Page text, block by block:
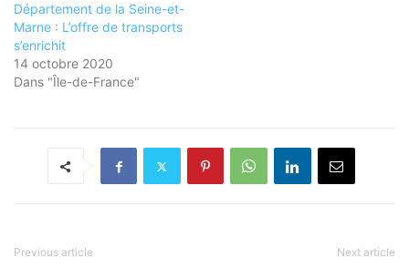
Département de la Seine-et-
Marne : L’offre de transports
s’enrichit
14 octobre 2020
Dans "Île-de-France"
Previous article Next article